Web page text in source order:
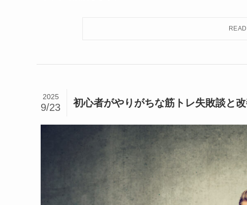
初心者がやりがちな筋トレ失敗談と
2025
9/23